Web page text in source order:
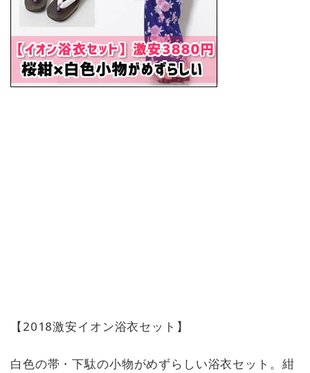
【2018激安イオン浴衣セット】
白色の帯・下駄の小物がめずらしい浴衣セット。紺